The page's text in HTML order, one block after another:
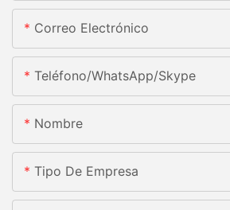
Correo Electrónico
Teléfono/WhatsApp/Skype
Nombre
Tipo De Empresa